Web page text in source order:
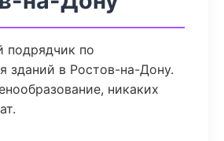
подрядчик по
зданий в Ростов-на-Дону.
никаких